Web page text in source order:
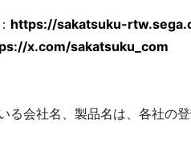
： https://sakatsuku-
x.com/sakatsuku_com
る会社名、製品名は、各社の登